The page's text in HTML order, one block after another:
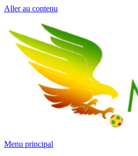
Aller au contenu
Menu principal